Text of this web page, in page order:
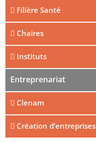
Filière Santé
Chaires
Instituts
Entreprenariat
Clenam
Création d’entreprises